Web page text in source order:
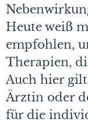
Heute weiß
empfohlen,
Therapien,
Auch hier
Ärztin oder
für die